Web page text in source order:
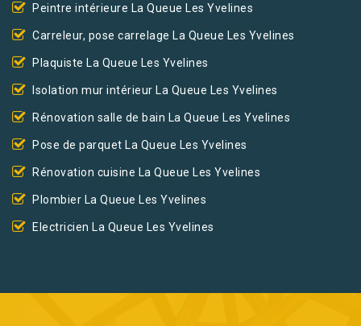
Peintre intérieure La Queue Les Yvelines
Carreleur, pose carrelage La Queue Les Yvelines
Plaquiste La Queue Les Yvelines
Isolation mur intérieur La Queue Les Yvelines
Rénovation salle de bain La Queue Les Yvelines
Pose de parquet La Queue Les Yvelines
Rénovation cuisine La Queue Les Yvelines
Plombier La Queue Les Yvelines
Electricien La Queue Les Yvelines